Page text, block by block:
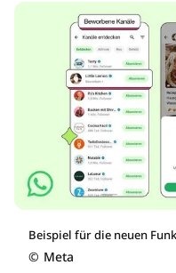
Beispiel für die neuen
© Meta